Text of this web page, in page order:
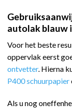
autolak blauw
Voor het beste
oppervlak eerst
ontvetter. Hierna
P400 schuurpapier
Als u nog